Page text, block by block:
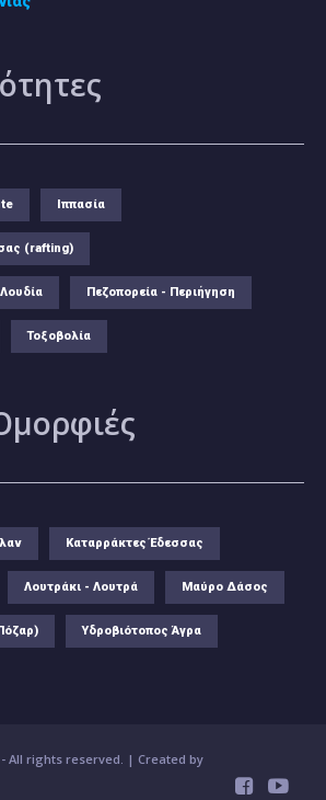
Ιππασία
(rafting)
Πεζοπορεία - Περιήγηση
Τοξοβολία
Καταρράκτες Έδεσσας
Λουτράκι - Λουτρά Μαύρο Δάσος
Υδροβιότοπος Άγρα
- All rights reserved. | Created by
 